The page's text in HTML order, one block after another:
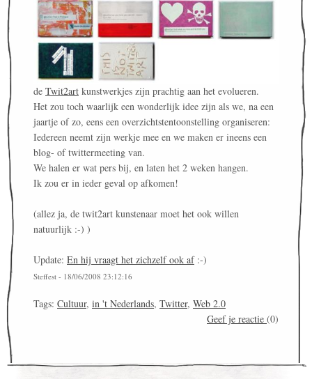
de Twit2art kunstwerkjes zijn prachtig aan het evolueren.
Het zou toch waarlijk een wonderlijk idee zijn als we, na een
jaartje of zo, eens een overzichtstentoonstelling organiseren:
Iedereen neemt zijn werkje mee en we maken er ineens een
blog- of twittermeeting van.
We halen er wat pers bij, en laten het 2 weken hangen.
Ik zou er in ieder geval op afkomen!
(allez ja, de twit2art kunstenaar moet het ook willen
natuurlijk :-) )
Update: En hij vraagt het zichzelf ook af:-)
Steffest - 18/06/2008 23:12:16
Tags: Cultuur, in 't Nederlands, Twitter, Web 2.0
Geef je reactie (0)